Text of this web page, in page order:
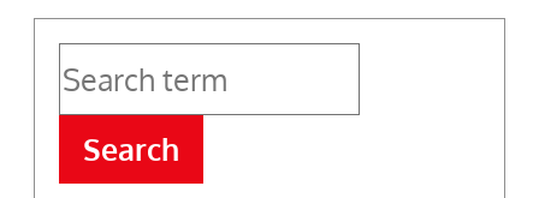
Search